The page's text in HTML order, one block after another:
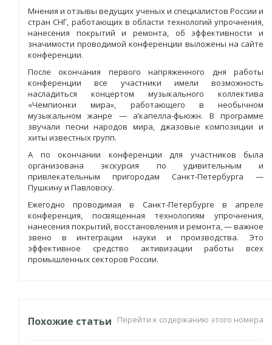
Мнения и отзывы ведущих ученых и специалистов России и
стран СНГ, работающих в области технологий упрочнения,
нанесения покрытий и ремонта, об эффективности и
значимости проводимой конференции выложены на сайте
конференции.
После окончания первого напряженного дня работы
конференции все участники имели возможность
насладиться концертом музыкального коллектива
«Чемпионки мира», работающего в необычном
музыкальном жанре — а’капелла-фьюжн. В программе
звучали песни народов мира, джазовые композиции и
хиты известных групп.
А по окончании конференции для участников была
организована экскурсия по удивительным и
привлекательным пригородам Санкт-Петербурга —
Пушкину и Павловску.
Ежегодно проводимая в Санкт-Петербурге в апреле
конференция, посвященная технологиям упрочнения,
нанесения покрытий, восстановления и ремонта, — важное
звено в интеграции науки и производства. Это
эффективное средство активизации работы всех
промышленных секторов России.
Похожие статьи Перейти к содержанию этого номера